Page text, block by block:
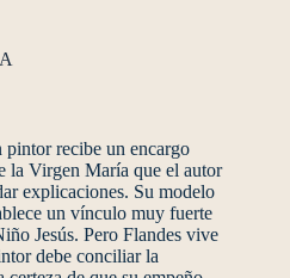
recibe un encargo
la Virgen María que el autor
explicaciones. Su modelo
un vínculo muy fuerte
Jesús. Pero Flandes vive
debe conciliar la